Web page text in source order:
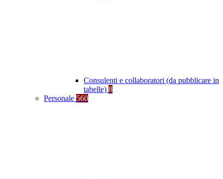
Consulenti e collaboratori (da pubblicare in
tabelle) 8
Personale 560